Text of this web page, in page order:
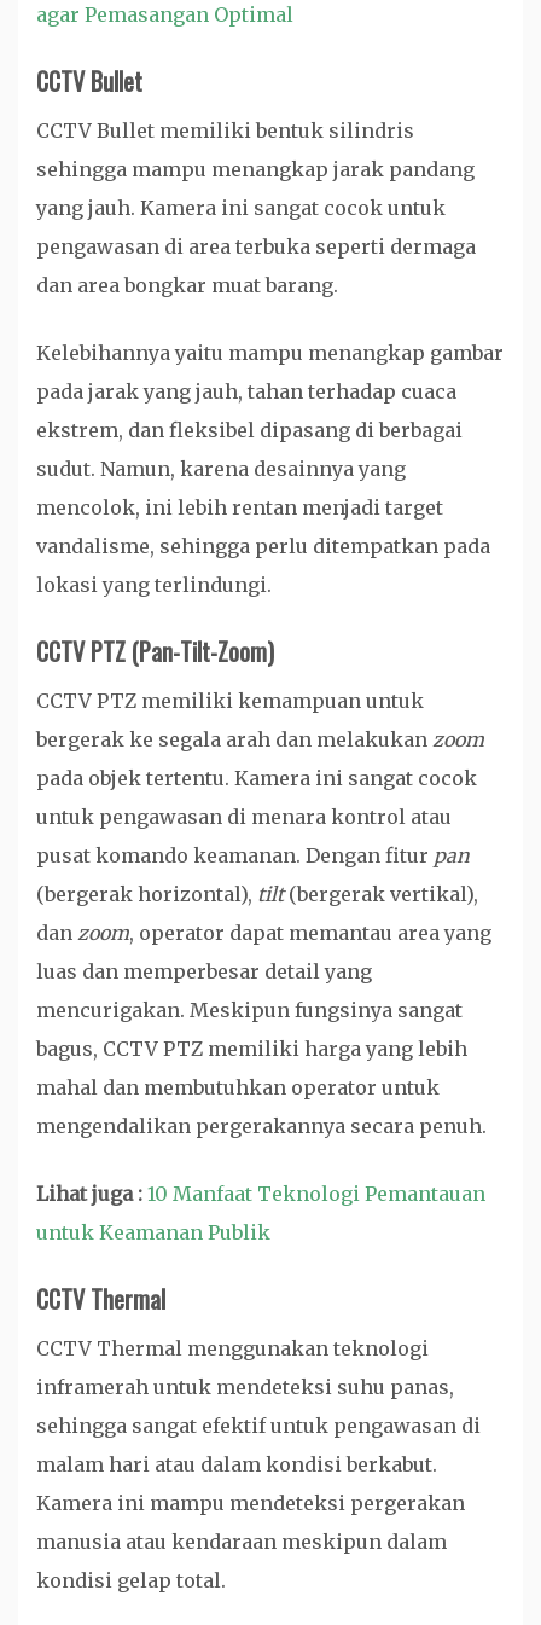
agar Pemasangan Optimal
CCTV Bullet
CCTV Bullet memiliki bentuk silindris
sehingga mampu menangkap jarak pandang
yang jauh. Kamera ini sangat cocok untuk
pengawasan di area terbuka seperti dermaga
dan area bongkar muat barang.
Kelebihannya yaitu mampu menangkap gambar
pada jarak yang jauh, tahan terhadap cuaca
ekstrem, dan fleksibel dipasang di berbagai
sudut. Namun, karena desainnya yang
mencolok, ini lebih rentan menjadi target
vandalisme, sehingga perlu ditempatkan pada
lokasi yang terlindungi.
CCTV PTZ (Pan-Tilt-Zoom)
CCTV PTZ memiliki kemampuan untuk
bergerak ke segala arah dan melakukan zoom
pada objek tertentu. Kamera ini sangat cocok
untuk pengawasan di menara kontrol atau
pusat komando keamanan. Dengan fitur pan
(bergerak horizontal), tilt(bergerak vertikal),
dan zoom, operator dapat memantau area yang
luas dan memperbesar detail yang
mencurigakan. Meskipun fungsinya sangat
bagus, CCTV PTZ memiliki harga yang lebih
mahal dan membutuhkan operator untuk
mengendalikan pergerakannya secara penuh.
Lihat juga : 10 Manfaat Teknologi Pemantauan
untuk Keamanan Publik
CCTV Thermal
CCTV Thermal menggunakan teknologi
inframerah untuk mendeteksi suhu panas,
sehingga sangat efektif untuk pengawasan di
malam hari atau dalam kondisi berkabut.
Kamera ini mampu mendeteksi pergerakan
manusia atau kendaraan meskipun dalam
kondisi gelap total.